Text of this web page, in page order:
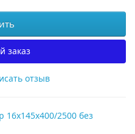
заказ
отзыв
2500 без